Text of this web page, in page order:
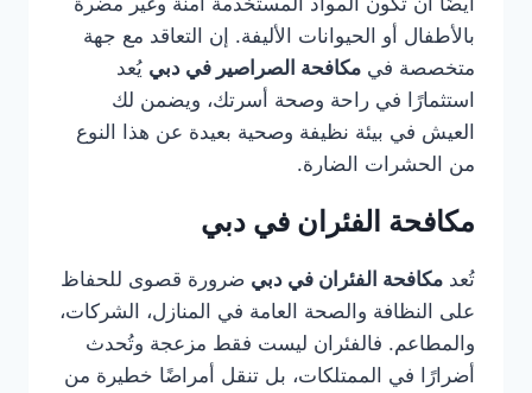
بالأطفال أو الحيوانات الأليفة. إن التعاقد مع جهة
متخصصة في مكافحة الصراصير في دبي يُعد
استثمارًا في راحة وصحة أسرتك، ويضمن لك
العيش في بيئة نظيفة وصحية بعيدة عن هذا النوع
من الحشرات الضارة.
مكافحة الفئران في دبي
تُعد مكافحة الفئران في دبي ضرورة قصوى للحفاظ
على النظافة والصحة العامة في المنازل، الشركات،
والمطاعم. فالفئران ليست فقط مزعجة وتُحدث
أضرارًا في الممتلكات، بل تنقل أمراضًا خطيرة من